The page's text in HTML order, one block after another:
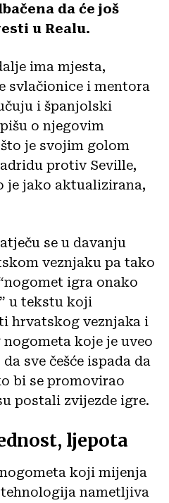
da će još
u Realu.
ima mjesta,
svlačionice i mentora
i španjolski
o njegovim
je svojim golom
protiv Seville,
je jako aktualizirana,
se u davanju
veznjaku pa tako
igra onako
u tekstu koji
hrvatskog veznjaka i
koje je uveo
sve češće ispada da
bi se promovirao
postali zvijezde igre.
ljepota
koji mijenja
nametljiva